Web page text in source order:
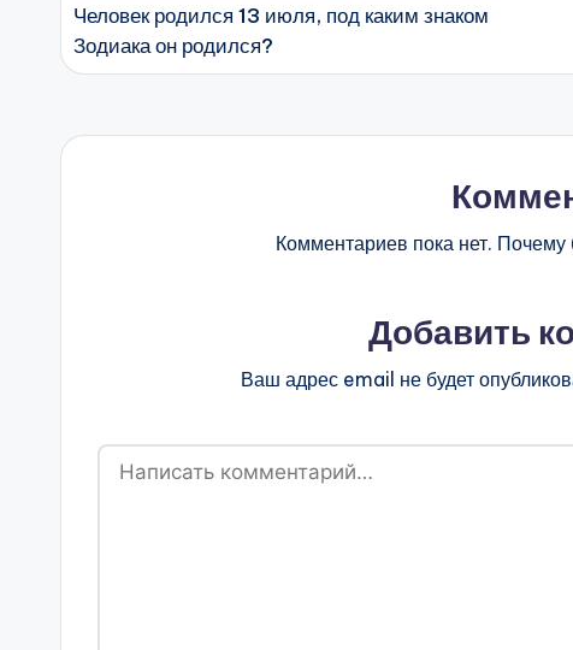
записи
Человек родился 13 июля, под каким знаком
Зодиака он родился?
Комментариев пока нет.
Добавить
Ваш адрес email не будет